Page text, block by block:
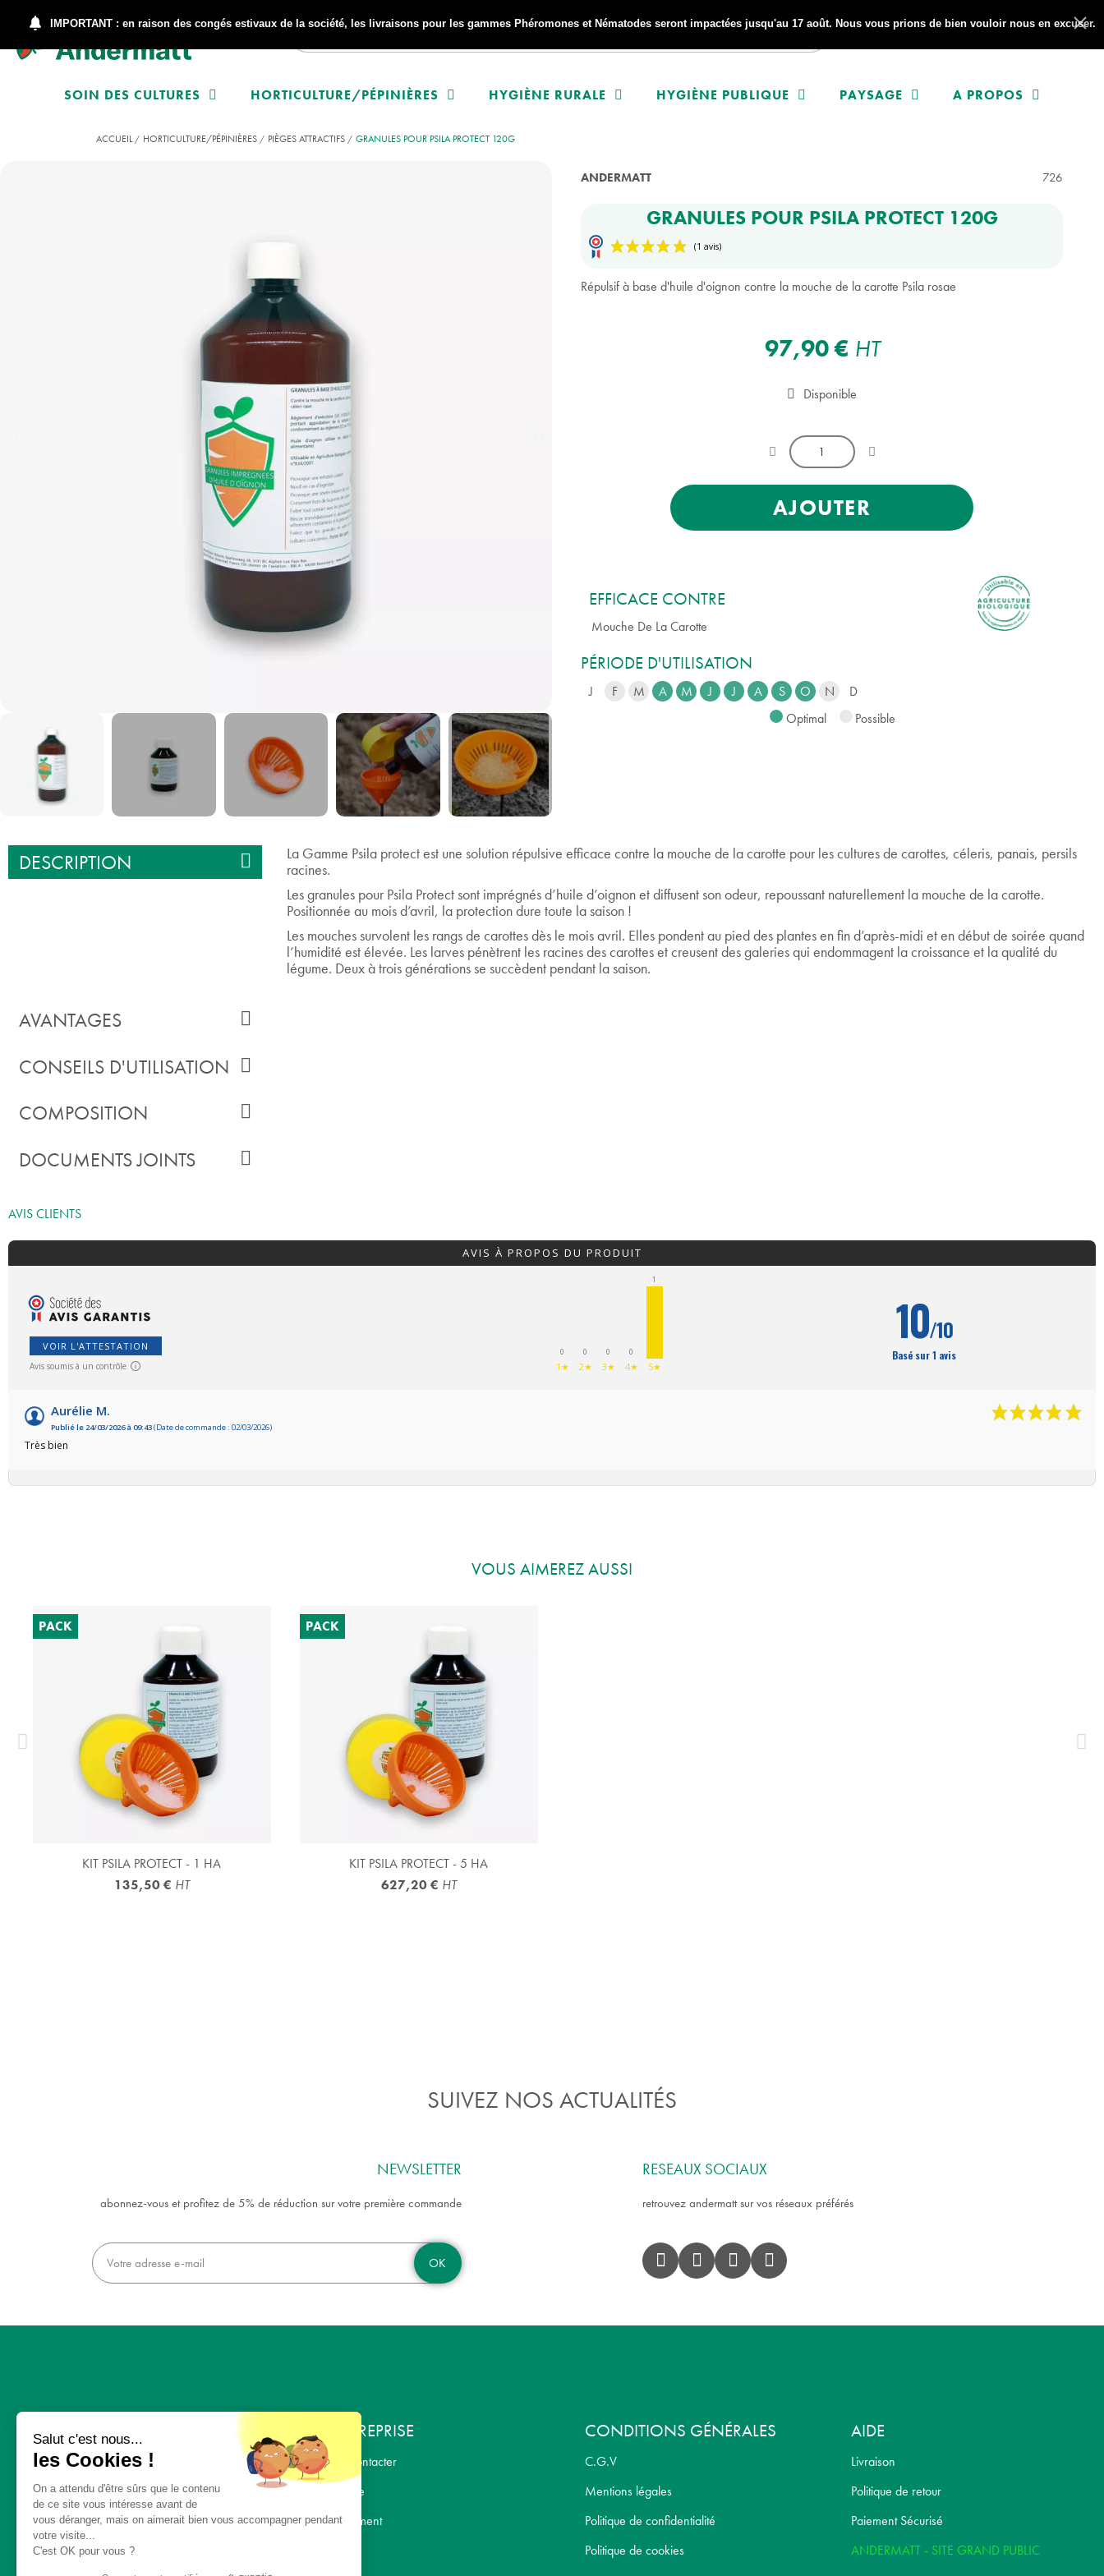
SOIN DES CULTURES HORTICULTURE/PÉPINIÈRES HYGIÈNE RURALE HYGIÈNE PUBLIQUE PAYSAGE A PROPOS
ACCUEIL HORTICULTURE/PÉPINIÈRES PIÈGES ATTRACTIFS GRANULES POUR PSILA PROTECT 120G
ANDERMATT 726
GRANULES POUR PSILA PROTECT 120G
(1 avis)
Répulsif à base d'huile d'oignon contre la mouche de la carotte Psila rosae
97,90 € HT
Disponible
AJOUTER
EFFICACE CONTRE
Mouche De La Carotte
PÉRIODE D'UTILISATION
J F M A M J J A S O N
D
Optimal
Possible
DESCRIPTION
La Gamme Psila protect est une solution répulsive efficace contre la mouche de la carotte pour les cultures de carottes, céleris, panais, persils
racines.
Les granules pour Psila Protect sont imprégnés d’huile d’oignon et diffusent son odeur, repoussant naturellement la mouche de la carotte.
Positionnée au mois d’avril, la protection dure toute la saison !
Les mouches survolent les rangs de carottes dès le mois avril. Elles pondent au pied des plantes en fin d’après-midi et en début de soirée quand
l’humidité est élevée. Les larves pénètrent les racines des carottes et creusent des galeries qui endommagent la croissance et la qualité du
légume. Deux à trois générations se succèdent pendant la saison.
AVANTAGES
CONSEILS D'UTILISATION
COMPOSITION
DOCUMENTS JOINTS
AVIS CLIENTS
AVIS À PROPOS DU PRODUIT
VOIR L'ATTESTATION
Avis soumis à un contrôle
0
1★
0
2★
0
3★
0
4★
1
5★
10/10
Basé sur 1 avis
Aurélie M.
Publié le 24/03/2026 à 09:43(Date de commande : 02/03/2026)
Très bien
VOUS AIMEREZ AUSSI
APERÇU RAPIDE
KIT PSILA PROTECT - 1 HA
135,50 € HT
PACK
APERÇU RAPIDE
KIT PSILA PROTECT - 5 HA
627,20 € HT
PACK
SUIVEZ NOS ACTUALITÉS
NEWSLETTER
abonnez-vous et profitez de 5% de réduction sur votre première commande
OK
RESEAUX SOCIAUX
retrouvez andermatt sur vos réseaux préférés
« UNE ALIMENTATION
SAINE, UN
ENVIRONNEMENT
SAIN, POUR TOUS »
L'ENTREPRISE
Nous contacter
L' équipe
Recrutement
CONDITIONS GÉNÉRALES
C.G.V
Mentions légales
Politique de confidentialité
Politique de cookies
AIDE
Livraison
Politique de retour
Paiement Sécurisé
ANDERMATT - SITE GRAND PUBLIC
IMPORTANT : en raison des congés estivaux de la société, les livraisons pour les gammes Phéromones et Nématodes seront impactées jusqu'au 17 août. Nous vous prions de bien vouloir nous en excuser.
Salut c'est nous...
les Cookies !
On a attendu d'être sûrs que le contenu
de ce site vous intéresse avant de
vous déranger, mais on aimerait bien vous accompagner pendant
votre visite...
C'est OK pour vous ?